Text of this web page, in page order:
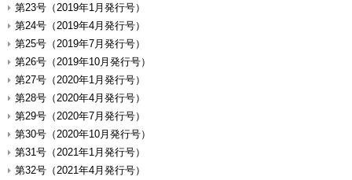
第23号（2019年1月発行号）
第24号（2019年4月発行号）
第25号（2019年7月発行号）
第26号（2019年10月発行号）
第27号（2020年1月発行号）
第28号（2020年4月発行号）
第29号（2020年7月発行号）
第30号（2020年10月発行号）
第31号（2021年1月発行号）
第32号（2021年4月発行号）